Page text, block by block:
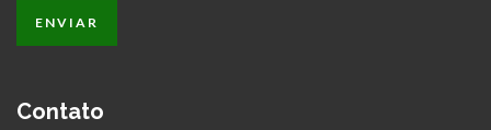
Contato